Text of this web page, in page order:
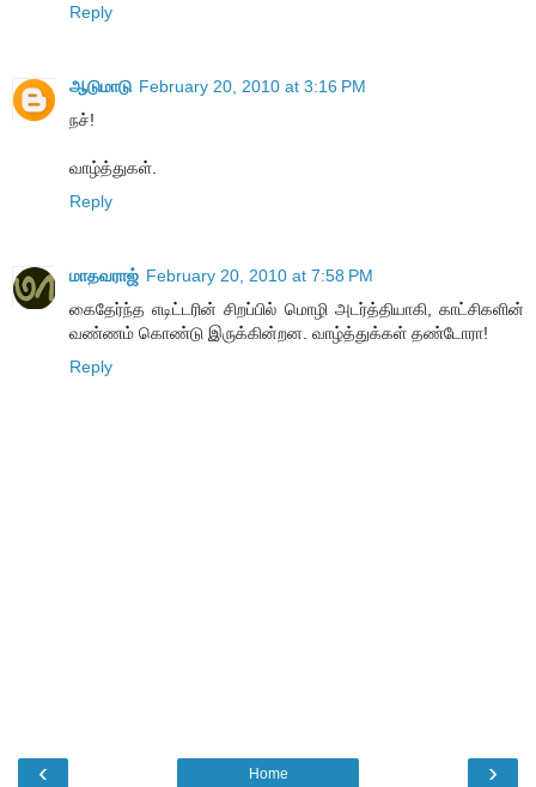
Reply
ஆடுமாடு February 20, 2010 at 3:16 PM
நச்!
வாழ்த்துகள்.
Reply
மாதவராஜ் February 20, 2010 at 7:58 PM
கைதேர்ந்த எடிட்டரின் சிறப்பில் மொழி அடர்த்தியாகி, காட்சிகளின்
வண்ணம் கொண்டு இருக்கின்றன. வாழ்த்துக்கள் தண்டோரா!
Reply
‹ ›
Home